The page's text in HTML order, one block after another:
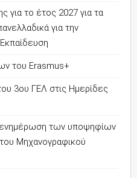
για το έτος 2027 για τα
για την
του Erasmus+
3ου ΓΕΛ στις Ημερίδες
ενημέρωση των υποψηφίων
Μηχανογραφικού